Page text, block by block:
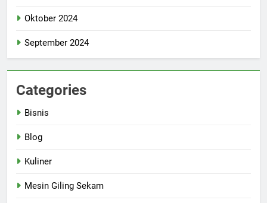
Oktober 2024
September 2024
Categories
Bisnis
Blog
Kuliner
Mesin Giling Sekam